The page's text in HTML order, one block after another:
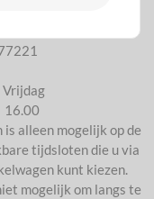
16.00
is alleen mogelijk op de
tijdsloten die u via
kunt kiezen.
mogelijk om langs te